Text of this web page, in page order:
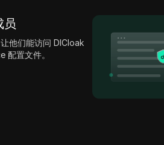
员
他们能访问 DICloak
配置文件。